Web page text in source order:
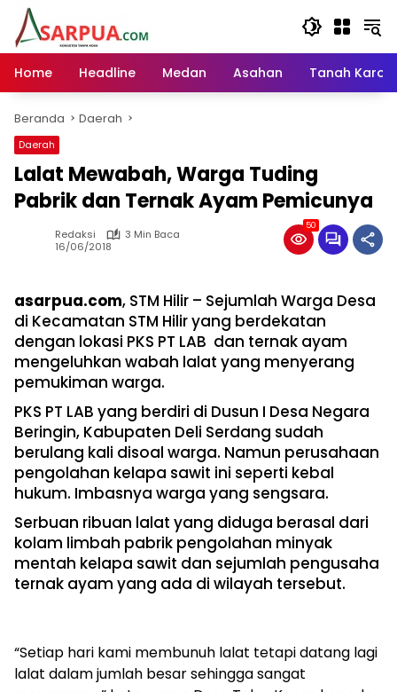
Langsung
konten
Home
Headline Medan Asahan Tanah Karo
Beranda Daerah
Daerah
Lalat Mewabah, Warga Tuding
Pabrik dan Ternak Ayam Pemicunya
Redaksi
3 Min Baca
16/06/2018
50
asarpua.com, STM Hilir – Sejumlah Warga Desa
di Kecamatan STM Hilir yang berdekatan
dengan lokasi PKS PT LAB dan ternak ayam
mengeluhkan wabah lalat yang menyerang
pemukiman warga.
PKS PT LAB yang berdiri di Dusun I Desa Negara
Beringin, Kabupaten Deli Serdang sudah
berulang kali disoal warga. Namun perusahaan
pengolahan kelapa sawit ini seperti kebal
hukum. Imbasnya warga yang sengsara.
Serbuan ribuan lalat yang diduga berasal dari
kolam limbah pabrik pengolahan minyak
mentah kelapa sawit dan sejumlah pengusaha
ternak ayam yang ada di wilayah tersebut.
“Setiap hari kami membunuh lalat tetapi datang lagi
lalat dalam jumlah besar sehingga sangat